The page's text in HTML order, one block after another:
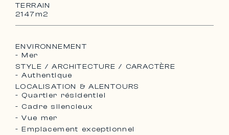
TERRAIN
2147m2
ENVIRONNEMENT
- Mer
STYLE / ARCHITECTURE / CARACTÈRE
- Authentique
LOCALISATION & ALENTOURS
- Quartier résidentiel
- Cadre silencieux
- Vue mer
- Emplacement exceptionnel